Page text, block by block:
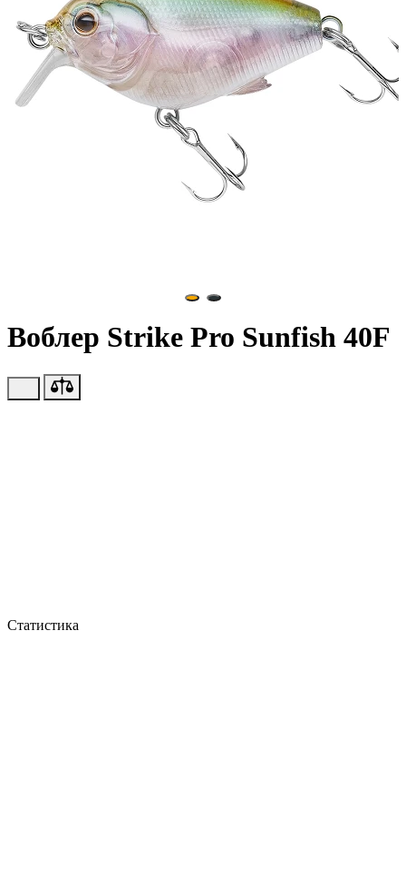
Воблер Strike Pro Sunfish 40F
Статистика